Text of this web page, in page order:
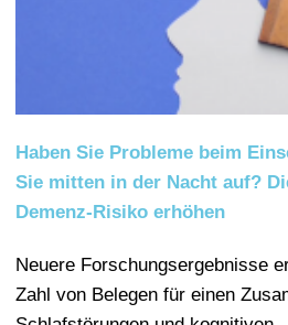
Haben Sie Probleme beim
Sie mitten in der Nacht auf?
Demenz-Risiko erhöhen
Neuere Forschungsergebnisse
Zahl von Belegen für einen